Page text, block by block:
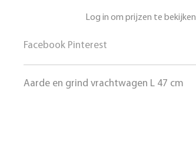
Log in om prijzen te bekijken
Facebook Pinterest
Aarde en grind vrachtwagen L 47 cm